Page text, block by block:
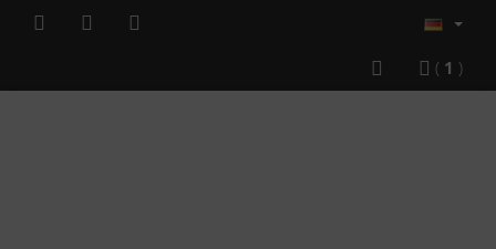
( 1 )